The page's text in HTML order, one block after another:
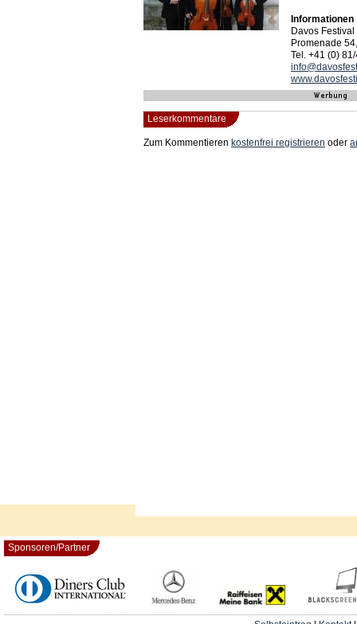
Informationen
Davos Festival
Promenade
Tel. +41 (0)
Leserkommentare
Zum Kommentieren kostenfrei registrieren oder
Sponsoren/Partner